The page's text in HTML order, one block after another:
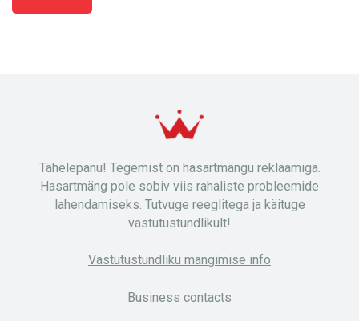
Tähelepanu! Tegemist on hasartmängu reklaamiga.
Hasartmäng pole sobiv viis rahaliste probleemide
lahendamiseks. Tutvuge reeglitega ja käituge
vastutustundlikult!
Vastutustundliku mängimise info
Business contacts